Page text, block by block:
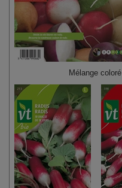
Mélange coloré